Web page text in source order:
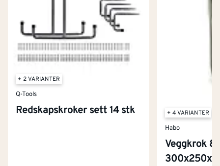
+ 2 VARIANTER
Q-Tools
Redskapskroker sett 14 stk
+ 4 VARIANTER
Habo
Veggkrok